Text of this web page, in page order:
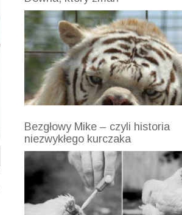
Bezgłowy Mike – czyli historia
niezwykłego kurczaka